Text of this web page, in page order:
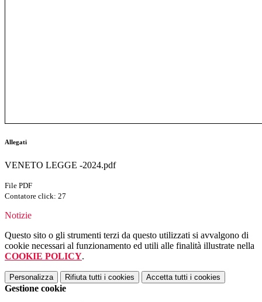
Allegati
VENETO LEGGE -2024.pdf
File PDF
Contatore click: 27
Notizie
Questo sito o gli strumenti terzi da questo utilizzati si avvalgono di
cookie necessari al funzionamento ed utili alle finalità illustrate nella
COOKIE POLICY.
Personalizza Rifiuta tutti i cookies Accetta tutti i cookies
Gestione cookie